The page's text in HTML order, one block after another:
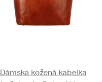
Dámska kožená kabelka